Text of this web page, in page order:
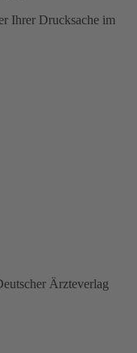
Ihrer Drucksache im
Ärzteverlag